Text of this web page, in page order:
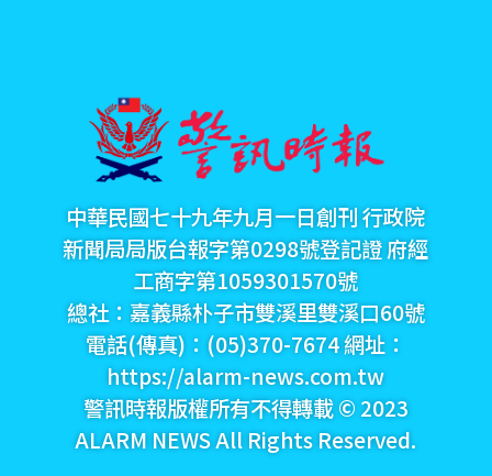
中華民國七十九年九月一日創刊 行政院
新聞局局版台報字第0298號登記證 府經
工商字第1059301570號
總社：嘉義縣朴子市雙溪里雙溪口60號
電話(傳真)：(05)370-7674 網址：
https://alarm-news.com.tw
警訊時報版權所有不得轉載 © 2023
ALARM NEWS All Rights Reserved.